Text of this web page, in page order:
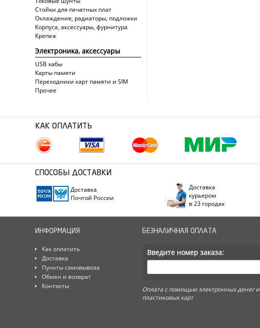
Стойки для печатных плат
Охлаждение, радиаторы, подложки
Корпуса, аксессуары, фурнитура
Крепеж
Электроника, аксессуары
USB хабы
Карты памяти
Переходники карт памяти и SIM
Прочее
КАК ОПЛАТИТЬ
СПОСОБЫ ДОСТАВКИ
Доставка
Почтой России
Доставка
курьером
в 23 городах
ИНФОРМАЦИЯ
Как оплатить
Доставка
Пункты самовывоза
Обмен и возврат
Контакты
БЕЗНАЛИЧНАЯ ОПЛАТА
Введите номер заказа:
Оплата с помощью электронных денег и
пластиковых карт